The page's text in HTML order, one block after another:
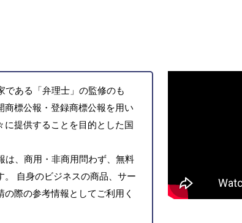
である「弁理士」の監修のも
商標公報・登録商標公報を用い
提供することを目的とした国
は、商用・非商用問わず、無料
自身のビジネスの商品、サー
際の参考情報としてご利用く